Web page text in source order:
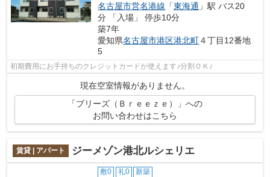
名古屋市営名港線 「東海通 」駅 バス20
分 「入場」 停歩10分
築7年
愛知県名古屋市港区港北町４丁目12番地
5
初期費用にお手持ちのクレジットカードが使えます♪分割ＯＫ♪
現在空室情報がありません。
「ブリーズ（Ｂｒｅｅｚｅ）」への
お問い合わせはこちら
賃貸 | アパート ジーメゾン港北ルシェリエ
敷0 礼0 新築